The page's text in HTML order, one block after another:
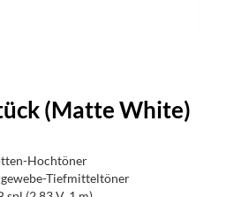
(Matte White)
Hochtöner
Tiefmitteltöner